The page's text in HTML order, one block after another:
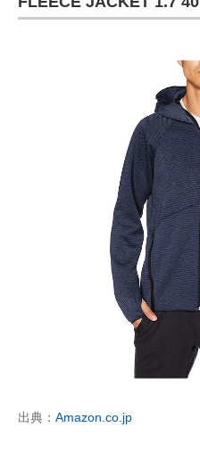
出典： Amazon.co.jp